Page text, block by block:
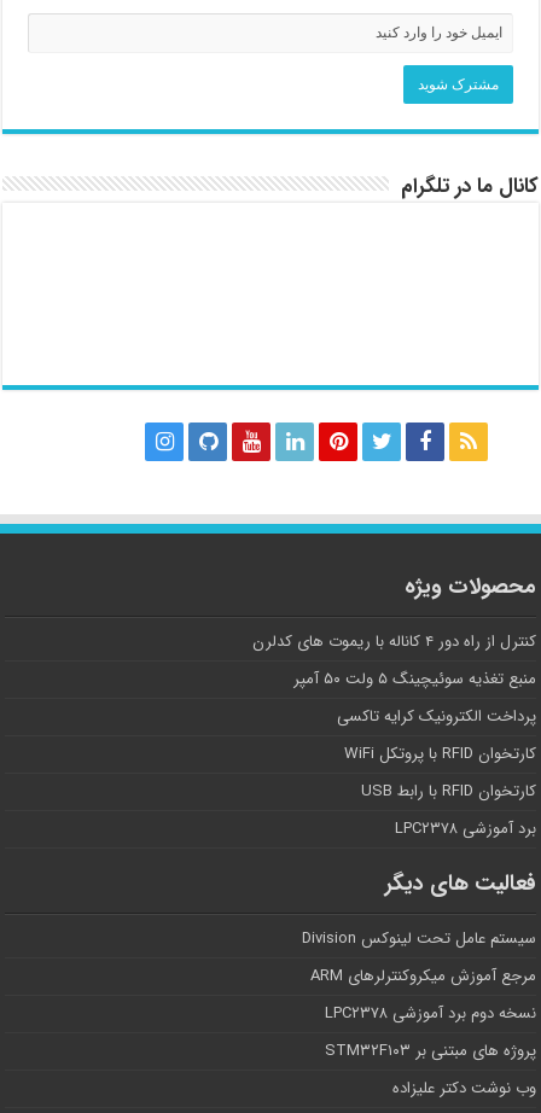
کانال ما در تلگرام
محصولات ویژه
کنترل از راه دور ۴ کاناله با ریموت های کدلرن
منبع تغذیه سوئیچینگ ۵ ولت ۵۰ آمپر
پرداخت الکترونیک کرایه تاکسی
کارتخوان RFID با پروتکل WiFi
کارتخوان RFID با رابط USB
برد آموزشی LPC۲۳۷۸
فعالیت های دیگر
سیستم عامل تحت لینوکس Division
مرجع آموزش میکروکنترلرهای ARM
نسخه دوم برد آموزشی LPC۲۳۷۸
پروژه های مبتنی بر STM۳۲F۱۰۳
وب نوشت دکتر علیزاده